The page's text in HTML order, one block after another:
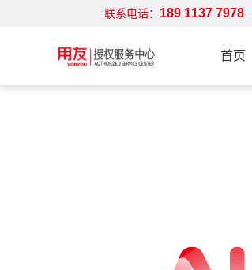
联系电话： 189 1137 7978
首页